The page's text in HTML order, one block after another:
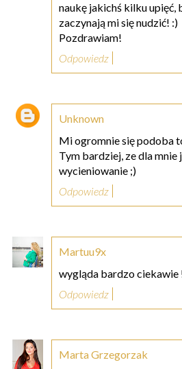
naukę jakichś kilku upięć,
zaczynają mi się nudzić! :)
Pozdrawiam!
Odpowiedz
Unknown
Mi ogromnie się podoba
Tym bardziej, ze dla mnie
wycieniowanie ;)
Odpowiedz
Martuu9x
wygląda bardzo ciekawie
Odpowiedz
Marta Grzegorzak